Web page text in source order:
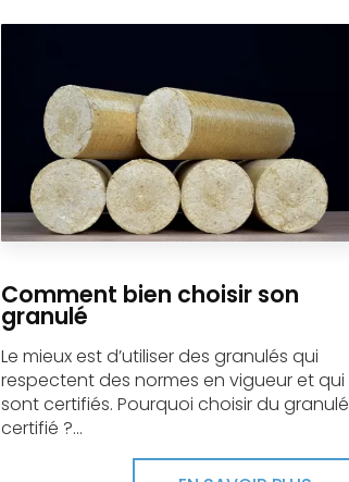
Comment bien choisir son
granulé
Le mieux est d’utiliser des granulés qui
respectent des normes en vigueur et qui
sont certifiés. Pourquoi choisir du granulé
certifié ?...